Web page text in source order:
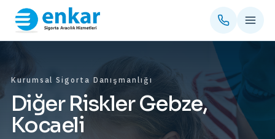
Kurumsal Sigorta Danışmanlığı
Diğer Riskler Gebze,
Kocaeli